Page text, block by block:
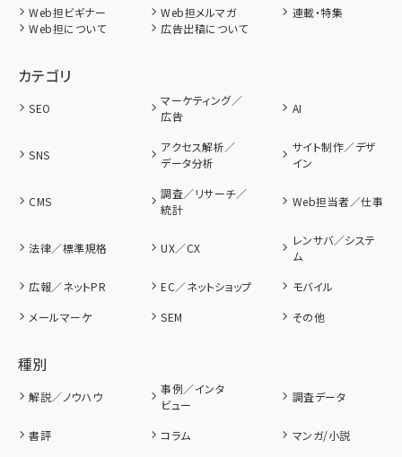
Web担ビギナー Web担メルマガ
連載・特集
Web担について
広告出稿について
カテゴリ
SEO
マーケティング／
広告
AI
SNS
アクセス解析／
データ分析
サイト制作／デザ
イン
CMS
調査／リサーチ／
統計
Web担当者／仕事
法律／標準規格 UX／CX
レンサバ／システ
ム
広報／ネットPR
EC／ネットショップ
モバイル
メールマーケ
SEM その他
種別
解説／ノウハウ
事例／インタ
ビュー
調査データ
書評 コラム
マンガ/小説